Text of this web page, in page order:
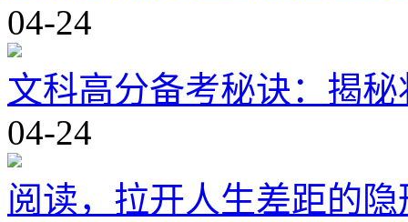
04-24
文科高分备考秘诀：揭
04-24
阅读，拉开人生差距的